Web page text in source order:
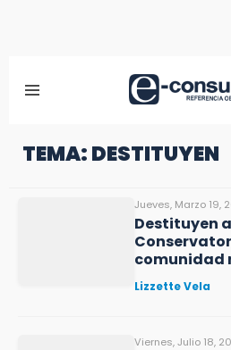
TEMA: DESTITUYEN
Jueves, Marzo 19,
Destituyen
comunidad
sucesor
Lizzette Vela
Viernes, Julio 18,